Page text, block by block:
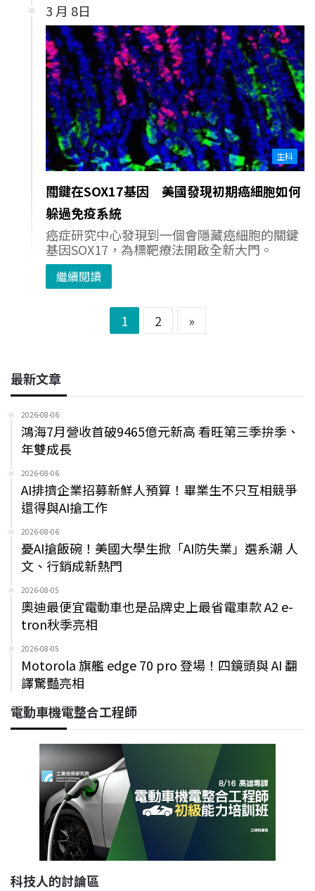
3 月 8日
生科
關鍵在SOX17基因 美國發現初期癌細胞如何
躲過免疫系統
癌症研究中心發現到一個會隱藏癌細胞的關鍵
基因SOX17，為標靶療法開啟全新大門。
繼續閱讀
1 2 »
最新文章
2026-08-06
鴻海7月營收首破9465億元新高 看旺第三季拚季、
年雙成長
2026-08-06
AI排擠企業招募新鮮人預算！畢業生不只互相競爭
還得與AI搶工作
2026-08-06
憂AI搶飯碗！美國大學生掀「AI防失業」選系潮 人
文、行銷成新熱門
2026-08-05
奧迪最便宜電動車也是品牌史上最省電車款 A2 e-
tron秋季亮相
2026-08-05
Motorola 旗艦 edge 70 pro 登場！四鏡頭與 AI 翻
譯驚豔亮相
電動車機電整合工程師
科技人的討論區